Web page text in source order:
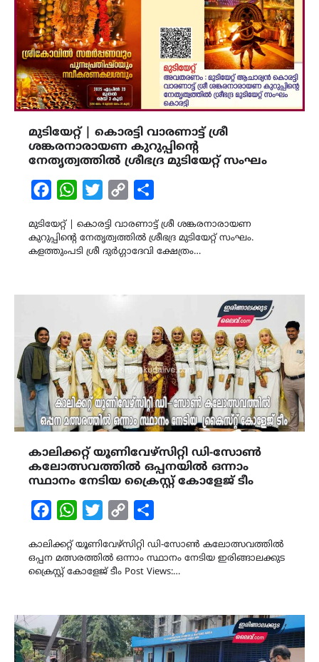
മുടിയേറ്റ് | കൊരട്ടി വാരണാട്ട് ശ്രീ
ശങ്കരനാരായണ കുറുപ്പിന്റെ
നേതൃത്വത്തിൽ ശ്രീഭദ്ര മുടിയേറ്റ് സംഘം
FacebookWhatsAppTwitterCopy
മുടിയേറ്റ് | കൊരട്ടി വാരണാട്ട് ശ്രീ ശങ്കരനാരായണ
കുറുപ്പിന്റെ നേതൃത്വത്തിൽ ശ്രീഭദ്ര മുടിയേറ്റ് സംഘം.
കളത്തുംപടി ശ്രീ ദുർഗ്ഗാദേവി ക്ഷേത്രം…
കാലിക്കറ്റ് യൂണിവേഴ്സിറ്റി ഡി-സോൺ
കലോത്സവത്തിൽ ഒപ്പനയിൽ ഒന്നാം
സ്ഥാനം നേടിയ ക്രൈസ്റ്റ് കോളേജ് ടീം
FacebookWhatsAppTwitterCopy
കാലിക്കറ്റ് യൂണിവേഴ്സിറ്റി ഡി-സോൺ കലോത്സവത്തിൽ
ഒപ്പന മത്സരത്തിൽ ഒന്നാം സ്ഥാനം നേടിയ ഇരിങ്ങാലക്കുട
ക്രൈസ്റ്റ് കോളേജ് ടീം Post Views:…